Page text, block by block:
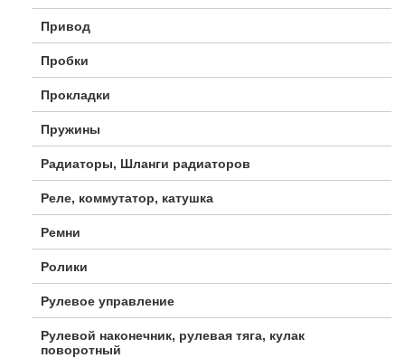
Привод
Пробки
Прокладки
Пружины
Радиаторы, Шланги радиаторов
Реле, коммутатор, катушка
Ремни
Ролики
Рулевое управление
Рулевой наконечник, рулевая тяга, кулак
поворотный